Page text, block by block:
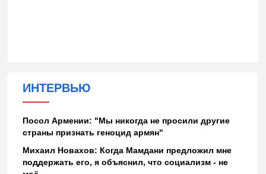
ИНТЕРВЬЮ
Посол Армении: "Мы никогда не просили другие
страны признать геноцид армян"
Михаил Новахов: Когда Мамдани предложил мне
поддержать его, я объяснил, что социализм - не